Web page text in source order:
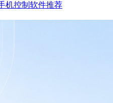
机控制软件推荐